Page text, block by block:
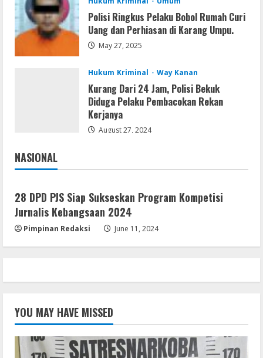
Umum
Dugaan Tambang dan Stockpile Ilegal di
Desa Lengot OKU Timur; BPAN Way
Kanan Desak APH Tindak Tegas Sesuai
UU Minerba
August 10, 2026
Resettools
CuteFTP Professional Free[Activated]
Universal (x86x64)
Polisi Ringkus Pelaku Bobol Rumah Curi
Uang dan Perhiasan di Karang Umpu.
May 27, 2025
Hukum Kriminal Way Kanan
Kurang Dari 24 Jam, Polisi Bekuk
Diduga Pelaku Pembacokan Rekan
Kerjanya
August 27, 2024
NASIONAL
Jakarta
28 DPD PJS Siap Sukseskan Program Kompetisi
Jurnalis Kebangsaan 2024
Pimpinan Redaksi June 11, 2024
YOU MAY HAVE MISSED